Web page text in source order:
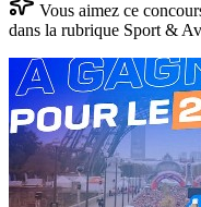
Vous aimez ce
dans la rubrique Sport &